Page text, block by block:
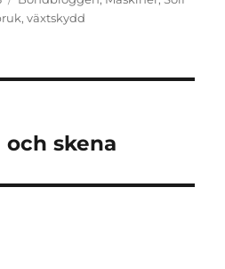
,växtskydd
och skena